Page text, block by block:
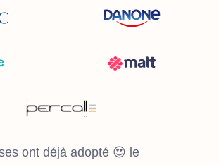
ont déjà adopté 😍 le